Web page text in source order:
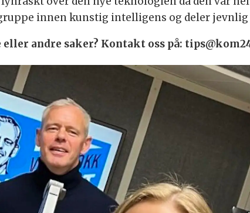
innen kunstig intelligens og deler
andre saker? Kontakt oss på: